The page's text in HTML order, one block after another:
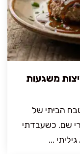
משגעות
הביתי של
שם. כשעבדתי
...